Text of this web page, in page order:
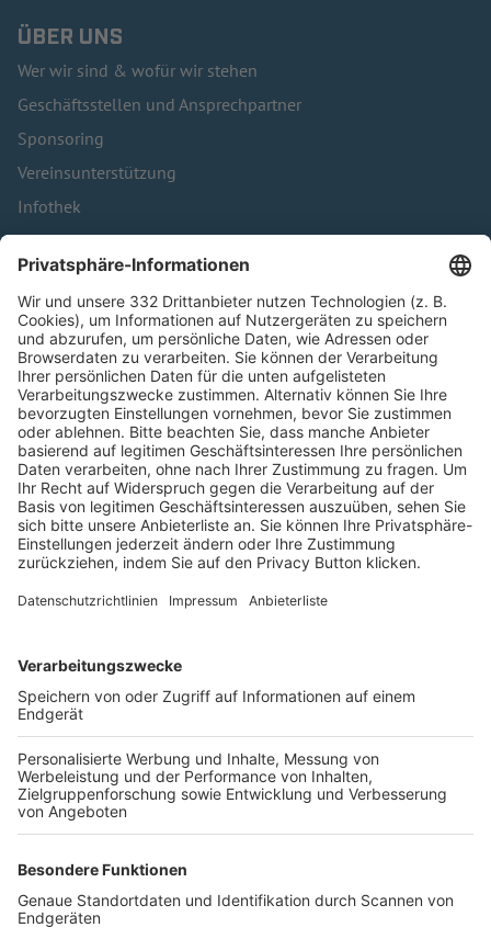
ÜBER UNS
Wer wir sind & wofür wir stehen
Geschäftsstellen und Ansprechpartner
Sponsoring
Vereinsunterstützung
Infothek
Kontakt
HÄUFIG BESUCHTE SEITEN
Pässe und Vereinswechsel
Trainerausbildung
Schulungsangebot Vereinsmitarbeiter
BFV-Geschäftsstellen
Trainerbörse
Login SpielPlus
FOLGE DEM BFV
TOP-VEREINE
TOP-PARTNER